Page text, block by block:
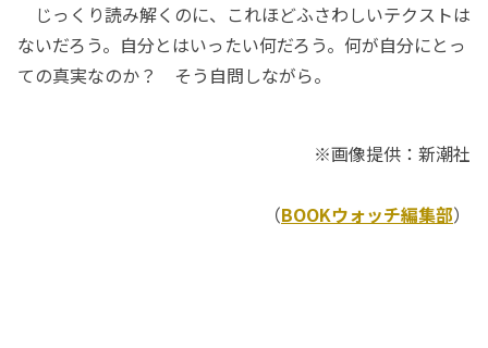
じっくり読み解くのに、これほどふさわしいテクストは
ないだろう。自分とはいったい何だろう。何が自分にとっ
ての真実なのか？ そう自問しながら。
※画像提供：新潮社
（BOOKウォッチ編集部）